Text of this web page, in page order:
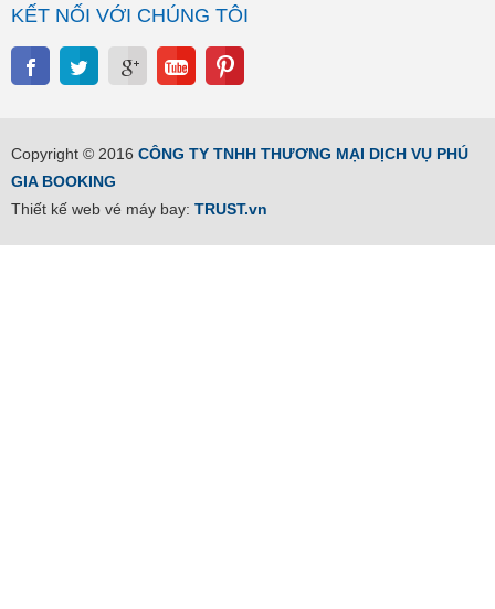
KẾT NỐI VỚI CHÚNG TÔI
Copyright © 2016 CÔNG TY TNHH THƯƠNG MẠI DỊCH VỤ PHÚ
GIA BOOKING
Thiết kế web vé máy bay: TRUST.vn